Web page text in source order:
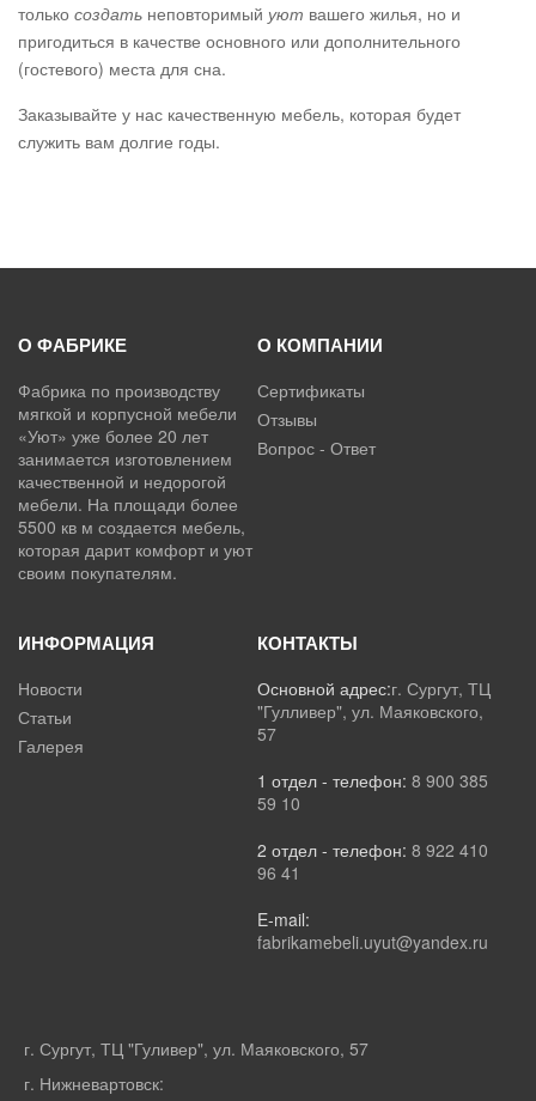
только создать неповторимый уют вашего жилья, но и
пригодиться в качестве основного или дополнительного
(гостевого) места для сна.
Заказывайте у нас качественную мебель, которая будет
служить вам долгие годы.
О ФАБРИКЕ
Фабрика по производству
мягкой и корпусной мебели
«Уют» уже более 20 лет
занимается изготовлением
качественной и недорогой
мебели. На площади более
5500 кв м создается мебель,
которая дарит комфорт и уют
своим покупателям.
О КОМПАНИИ
Сертификаты
Отзывы
Вопрос - Ответ
ИНФОРМАЦИЯ
Новости
Статьи
Галерея
КОНТАКТЫ
Основной адрес:г. Сургут, ТЦ
"Гулливер", ул. Маяковского,
57
1 отдел - телефон: 8 900 385
59 10
2 отдел - телефон: 8 922 410
96 41
E-mail:
fabrikamebeli.uyut@yandex.ru
г. Сургут, ТЦ "Гуливер", ул. Маяковского, 57
г. Нижневартовск: